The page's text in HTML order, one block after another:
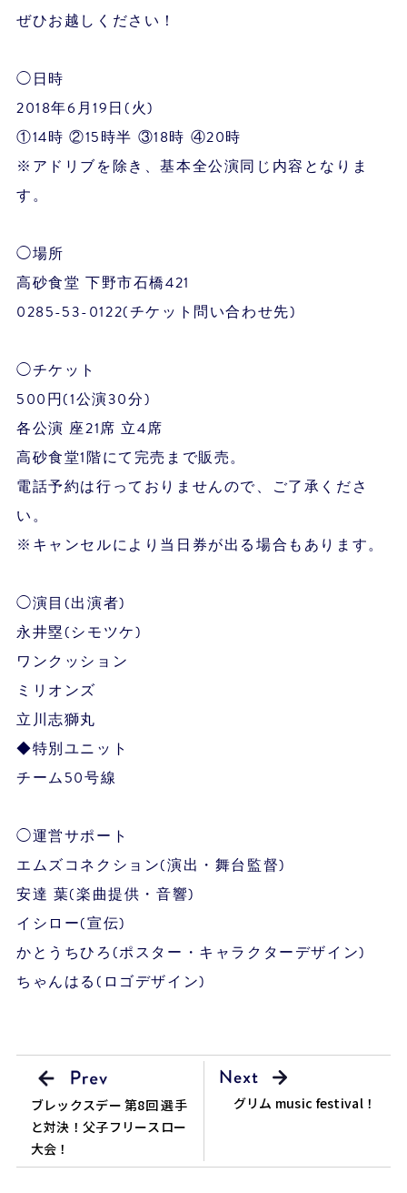
ぜひお越しください！
◯日時
2018年6月19日(火)
①14時 ②15時半 ③18時 ④20時
※アドリブを除き、基本全公演同じ内容となりま
す。
◯場所
高砂食堂 下野市石橋421
0285-53-0122(チケット問い合わせ先)
◯チケット
500円(1公演30分)
各公演 座21席 立4席
高砂食堂1階にて完売まで販売。
電話予約は行っておりませんので、ご了承くださ
い。
※キャンセルにより当日券が出る場合もあります。
◯演目(出演者)
永井塁(シモツケ)
ワンクッション
ミリオンズ
立川志獅丸
◆特別ユニット
チーム50号線
◯運営サポート
エムズコネクション(演出・舞台監督)
安達 葉(楽曲提供・音響)
イシロー(宣伝)
かとうちひろ(ポスター・キャラクターデザイン)
ちゃんはる(ロゴデザイン)
ブレックスデー 第8回 選手
と対決！父子フリースロー
大会！
グリム music festival！